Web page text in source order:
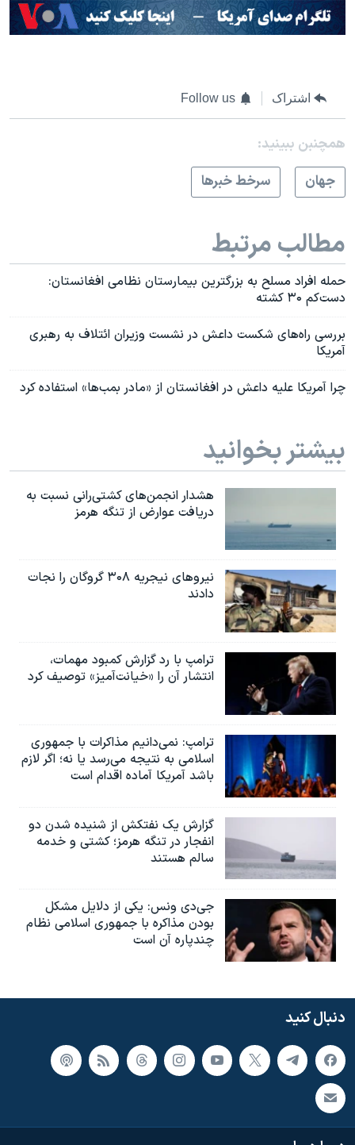
اشتراک Follow us
همچنبن ببینید:
جهان
سرخط خبرها
مطالب مرتبط
حمله افراد مسلح به بزرگترین بیمارستان نظامی افغانستان:
دست‌کم ۳۰ کشته
بررسی راه‌های شکست داعش در نشست وزیران ائتلاف به رهبری
آمریکا
چرا آمریکا علیه داعش در افغانستان از «مادر بمب‌ها» استفاده کرد
بیشتر بخوانید
هشدار انجمن‌های کشتی‌رانی نسبت به
دریافت عوارض از تنگه هرمز
نیروهای نیجریه‌ ۳۰۸ گروگان را نجات
دادند
ترامپ با رد گزارش کمبود مهمات،
انتشار آن را «خیانت‌آمیز» توصیف کرد
ترامپ: نمی‌دانیم مذاکرات با جمهوری
اسلامی به نتیجه می‌رسد یا نه؛ اگر لازم
باشد آمریکا آماده اقدام است
گزارش یک نفتکش از شنیده شدن دو
انفجار در تنگه هرمز؛ کشتی و خدمه
سالم هستند
جی‌دی ونس: یکی از دلایل مشکل
بودن مذاکره با جمهوری اسلامی نظام
چندپاره آن است
دنبال کنید